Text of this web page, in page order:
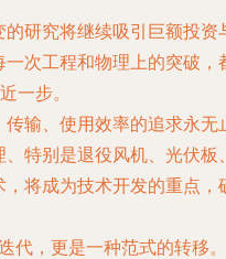
的研究将继续吸引巨额投资
次工程和物理上的突破，
一步。
传输、使用效率的追求永无
特别是退役风机、光伏板
将成为技术开发的重点，
代，更是一种范式的转移。